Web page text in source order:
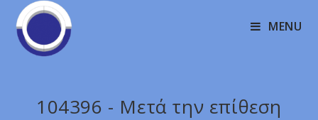
MENU
104396 - Mετά την επίθεση